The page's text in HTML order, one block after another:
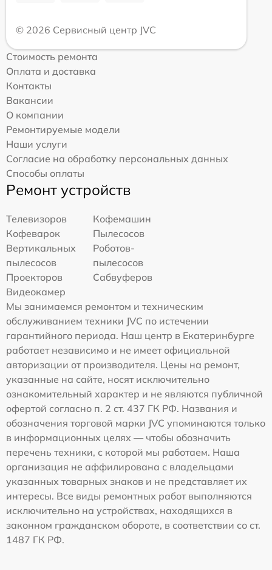
© 2026 Сервисный центр JVC
Стоимость ремонта
Оплата и доставка
Контакты
Вакансии
О компании
Ремонтируемые модели
Наши услуги
Согласие на обработку персональных данных
Способы оплаты
Ремонт устройств
Телевизоров
Кофемашин
Кофеварок
Пылесосов
Вертикальных
пылесосов
Роботов-
пылесосов
Проекторов
Сабвуферов
Видеокамер
Мы занимаемся ремонтом и техническим
обслуживанием техники JVC по истечении
гарантийного периода. Наш центр в Екатеринбурге
работает независимо и не имеет официальной
авторизации от производителя. Цены на ремонт,
указанные на сайте, носят исключительно
ознакомительный характер и не являются публичной
офертой согласно п. 2 ст. 437 ГК РФ. Названия и
обозначения торговой марки JVC упоминаются только
в информационных целях — чтобы обозначить
перечень техники, с которой мы работаем. Наша
организация не аффилирована с владельцами
указанных товарных знаков и не представляет их
интересы. Все виды ремонтных работ выполняются
исключительно на устройствах, находящихся в
законном гражданском обороте, в соответствии со ст.
1487 ГК РФ.